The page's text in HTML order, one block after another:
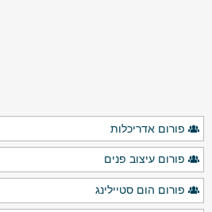
פורום אדריכלות
פורום עיצוב פנים
פורום הום סטיילינג